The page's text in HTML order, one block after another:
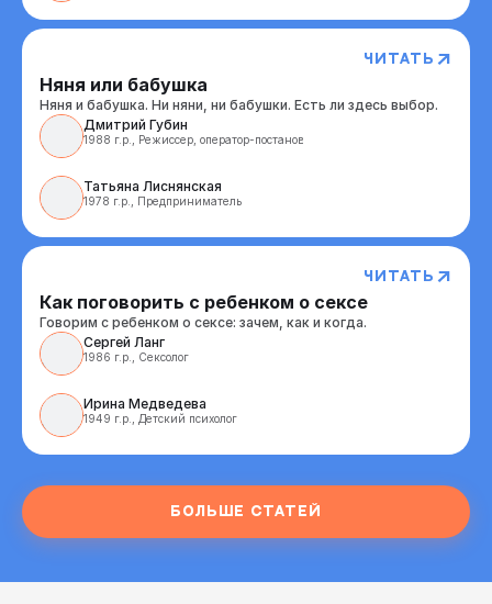
Читать
Няня или бабушка
Няня и бабушка. Ни няни, ни бабушки. Есть ли здесь выбор.
1988 г.р., Режиссер, оператор-постановщик
1978 г.р., Предприниматель
Читать
Как поговорить с ребенком о сексе
Говорим с ребенком о сексе: зачем, как и когда.
1986 г.р., Сексолог
1949 г.р., Детский психолог
Больше статей